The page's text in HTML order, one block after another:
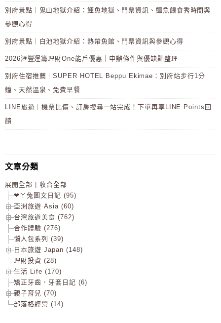
別府景點｜鬼山地獄介紹：鱷魚地獄、門票資訊、鱷魚餵食秀時間與
參觀心得
別府景點｜白池地獄介紹：熱帶魚館、門票資訊與參觀心得
2026滙豐運籌理財One能戶優惠｜申辦條件與優缺點整理
別府住宿推薦｜SUPER HOTEL Beppu Ekimae：別府站步行1分
鐘、天然溫泉、免費早餐
LINE旅遊｜機票比價、訂房搜尋一站完成！下單再享LINE Points回
饋
文章分類
展開全部
收合全部
❤ㄚ兔圖文日記 (95)
亞洲旅遊 Asia (60)
台灣旅遊美食 (762)
合作體驗 (276)
懶人包系列 (39)
日本旅遊 Japan (148)
理財投資 (28)
生活 Life (170)
矯正牙齒．牙套日記 (6)
親子育兒 (70)
部落格經營 (14)